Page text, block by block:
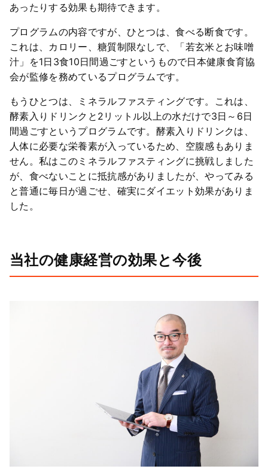
あったりする効果も期待できます。
プログラムの内容ですが、ひとつは、食べる断食です。
これは、カロリー、糖質制限なしで、「若玄米とお味噌
汁」を1日3食10日間過ごすというもので日本健康食育協
会が監修を務めているプログラムです。
もうひとつは、ミネラルファスティングです。これは、
酵素入りドリンクと2リットル以上の水だけで3日～6日
間過ごすというプログラムです。酵素入りドリンクは、
人体に必要な栄養素が入っているため、空腹感もありま
せん。私はこのミネラルファスティングに挑戦しました
が、食べないことに抵抗感がありましたが、やってみる
と普通に毎日が過ごせ、確実にダイエット効果がありま
した。
当社の健康経営の効果と今後